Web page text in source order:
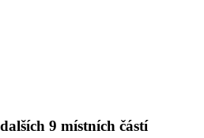
9 místních částí